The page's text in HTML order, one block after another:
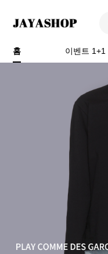
홈 이벤트 1+1